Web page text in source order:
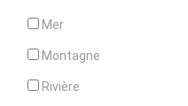
Mer
Montagne
Rivière